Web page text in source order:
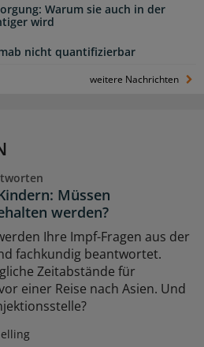
Warum sie auch in der
wird
nicht quantifizierbar
weitere Nachrichten
Müssen
werden?
Ihre Impf-Fragen aus der
fachkundig beantwortet.
Zeitabstände für
einer Reise nach Asien. Und